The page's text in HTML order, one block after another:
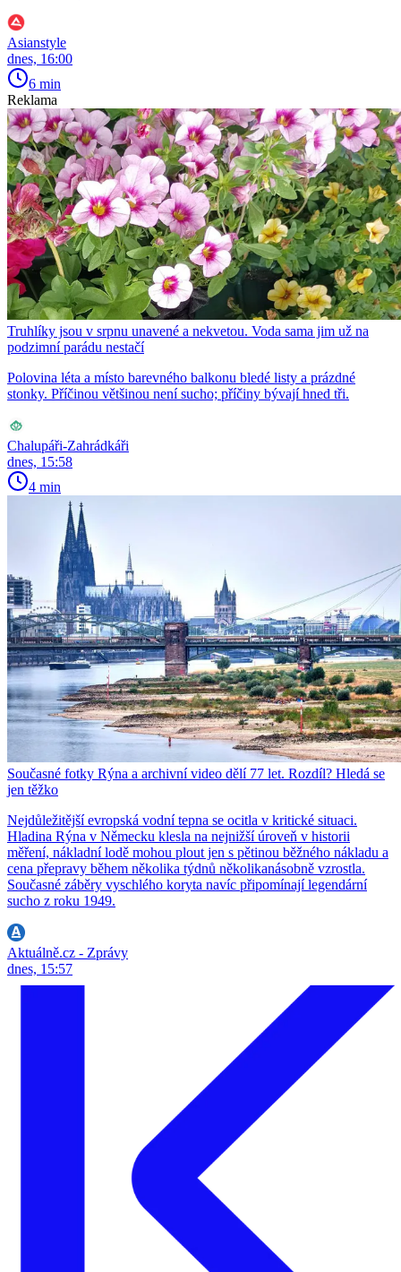
Asianstyle
dnes, 16:00
6 min
Reklama
Truhlíky jsou v srpnu unavené a nekvetou. Voda sama jim už na
podzimní parádu nestačí
Polovina léta a místo barevného balkonu bledé listy a prázdné
stonky. Příčinou většinou není sucho; příčiny bývají hned tři.
Chalupáři-Zahrádkáři
dnes, 15:58
4 min
Současné fotky Rýna a archivní video dělí 77 let. Rozdíl? Hledá se
jen těžko
Nejdůležitější evropská vodní tepna se ocitla v kritické situaci.
Hladina Rýna v Německu klesla na nejnižší úroveň v historii
měření, nákladní lodě mohou plout jen s pětinou běžného nákladu a
cena přepravy během několika týdnů několikanásobně vzrostla.
Současné záběry vyschlého koryta navíc připomínají legendární
sucho z roku 1949.
Aktuálně.cz - Zprávy
dnes, 15:57